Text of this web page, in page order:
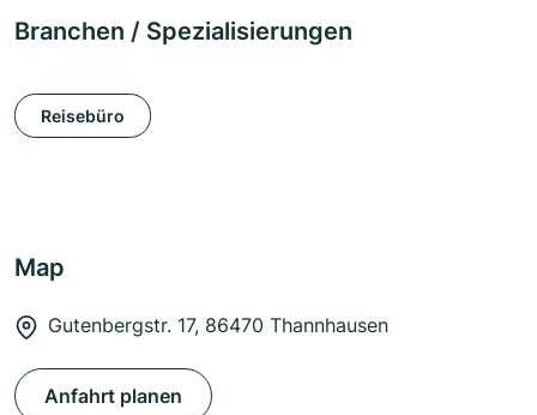
Branchen / Spezialisierungen
Reisebüro
Map
Gutenbergstr. 17, 86470 Thannhausen
Anfahrt planen